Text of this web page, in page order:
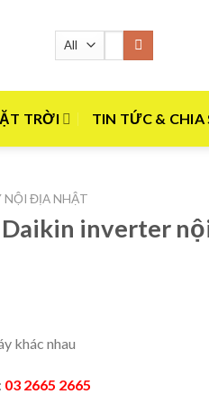
TRỜI TIN TỨC & CHIA
NỘI ĐỊA NHẬT
Daikin inverter
khác nhau
03 2665 2665